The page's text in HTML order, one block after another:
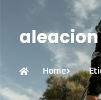
Home